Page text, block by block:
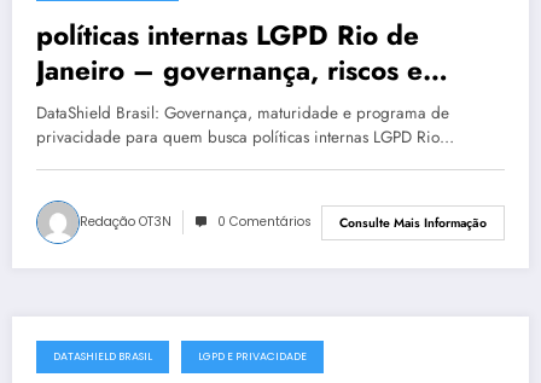
políticas internas LGPD Rio de
Janeiro – governança, riscos e
conformidade
DataShield Brasil: Governança, maturidade e programa de
privacidade para quem busca políticas internas LGPD Rio…
Redação OT3N 0 Comentários Consulte Mais Informação
julho 19, 2025
DATASHIELD BRASIL LGPD E PRIVACIDADE